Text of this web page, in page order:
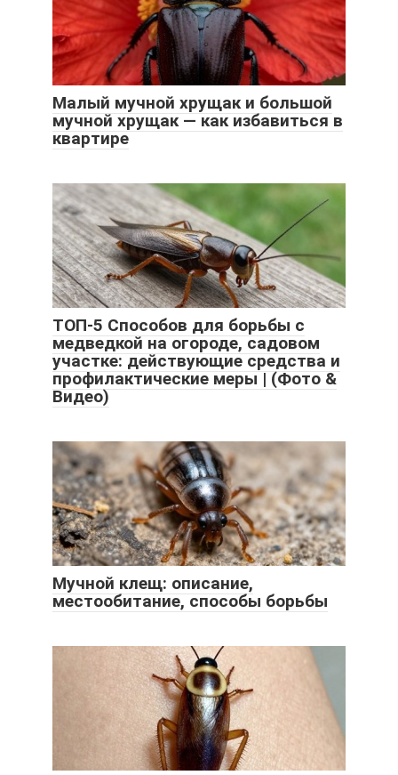
Малый мучной хрущак и большой
мучной хрущак — как избавиться в
квартире
ТОП-5 Способов для борьбы с
медведкой на огороде, садовом
участке: действующие средства и
профилактические меры | (Фото &
Видео)
Мучной клещ: описание,
местообитание, способы борьбы